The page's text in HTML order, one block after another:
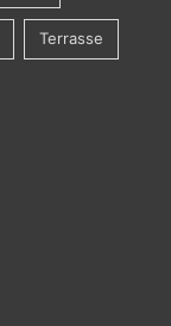
Terrasse